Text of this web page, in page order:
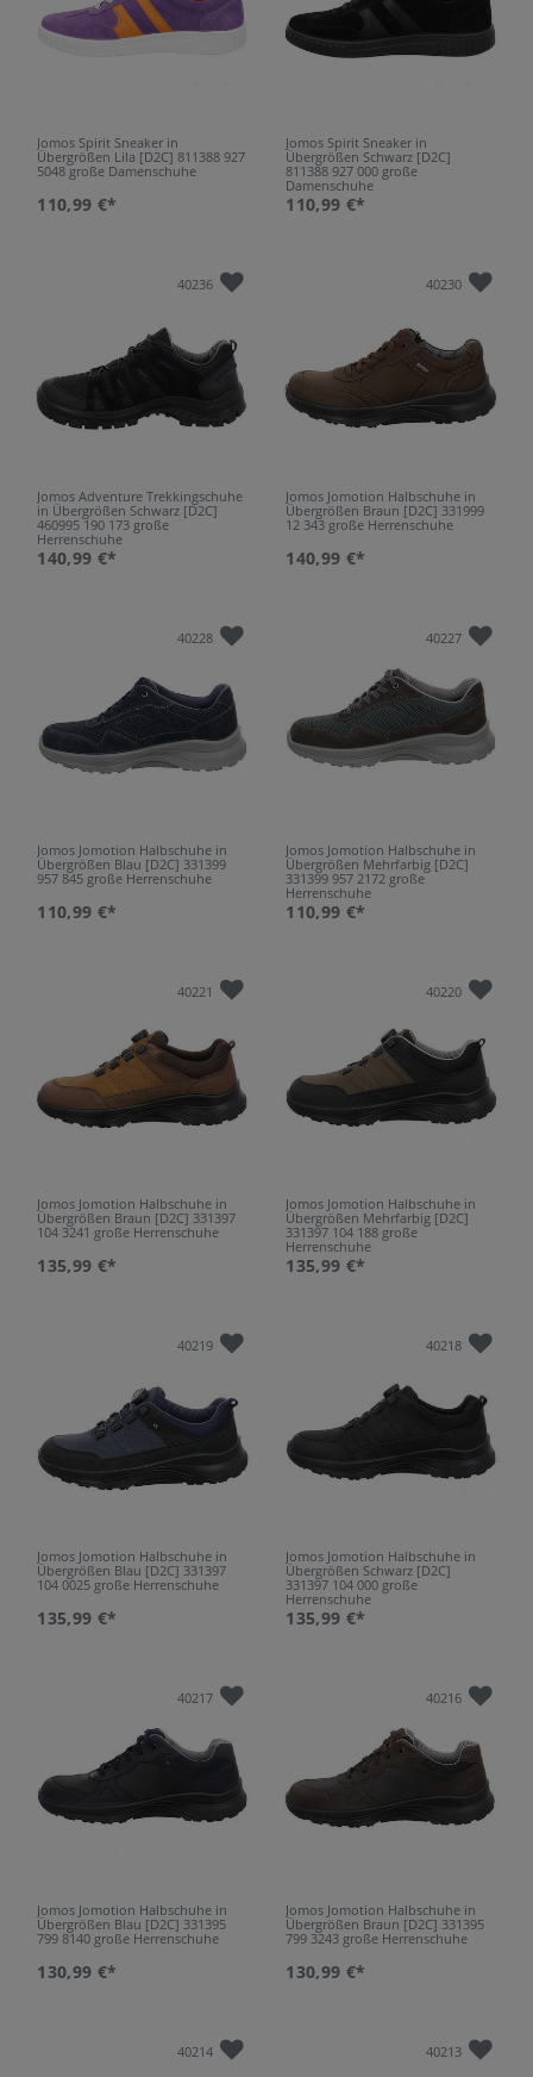
Jomos Spirit Sneaker in
Übergrößen Lila [D2C] 811388 927
5048 große Damenschuhe
110,99 €*
Jomos Spirit Sneaker in
Übergrößen Schwarz [D2C]
811388 927 000 große
Damenschuhe
110,99 €*
40236
Jomos Adventure Trekkingschuhe
in Übergrößen Schwarz [D2C]
460995 190 173 große
Herrenschuhe
140,99 €*
40230
Jomos Jomotion Halbschuhe in
Übergrößen Braun [D2C] 331999
12 343 große Herrenschuhe
140,99 €*
40228
Jomos Jomotion Halbschuhe in
Übergrößen Blau [D2C] 331399
957 845 große Herrenschuhe
110,99 €*
40227
Jomos Jomotion Halbschuhe in
Übergrößen Mehrfarbig [D2C]
331399 957 2172 große
Herrenschuhe
110,99 €*
40221
Jomos Jomotion Halbschuhe in
Übergrößen Braun [D2C] 331397
104 3241 große Herrenschuhe
135,99 €*
40220
Jomos Jomotion Halbschuhe in
Übergrößen Mehrfarbig [D2C]
331397 104 188 große
Herrenschuhe
135,99 €*
40219
Jomos Jomotion Halbschuhe in
Übergrößen Blau [D2C] 331397
104 0025 große Herrenschuhe
135,99 €*
40218
Jomos Jomotion Halbschuhe in
Übergrößen Schwarz [D2C]
331397 104 000 große
Herrenschuhe
135,99 €*
40217
Jomos Jomotion Halbschuhe in
Übergrößen Blau [D2C] 331395
799 8140 große Herrenschuhe
130,99 €*
40216
Jomos Jomotion Halbschuhe in
Übergrößen Braun [D2C] 331395
799 3243 große Herrenschuhe
130,99 €*
40214 40213